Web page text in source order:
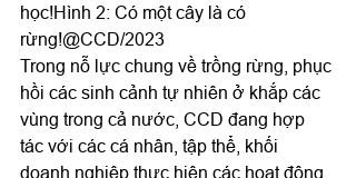
học!Hình 2: Có một cây là có
rừng!@CCD/2023
Trong nỗ lực chung về trồng rừng, phục
hồi các sinh cảnh tự nhiên ở khắp các
vùng trong cả nước, CCD đang hợp
tác với các cá nhân, tập thể, khối
doanh nghiệp thực hiện các hoạt động